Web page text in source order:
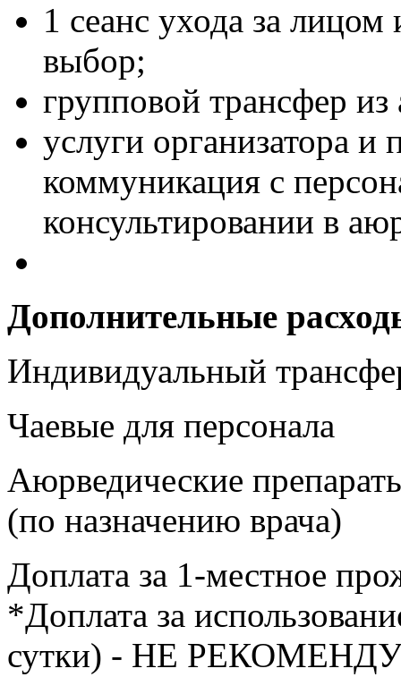
1 сеанс ухода за лицом
выбор;
групповой трансфер
услуги организатора и
коммуникация с
консультировании в
Дополнительные
Индивидуальный
Чаевые для персонала
Аюрведические
(по назначению врача)
Доплата за 1-местное
*Доплата за
сутки) - НЕ